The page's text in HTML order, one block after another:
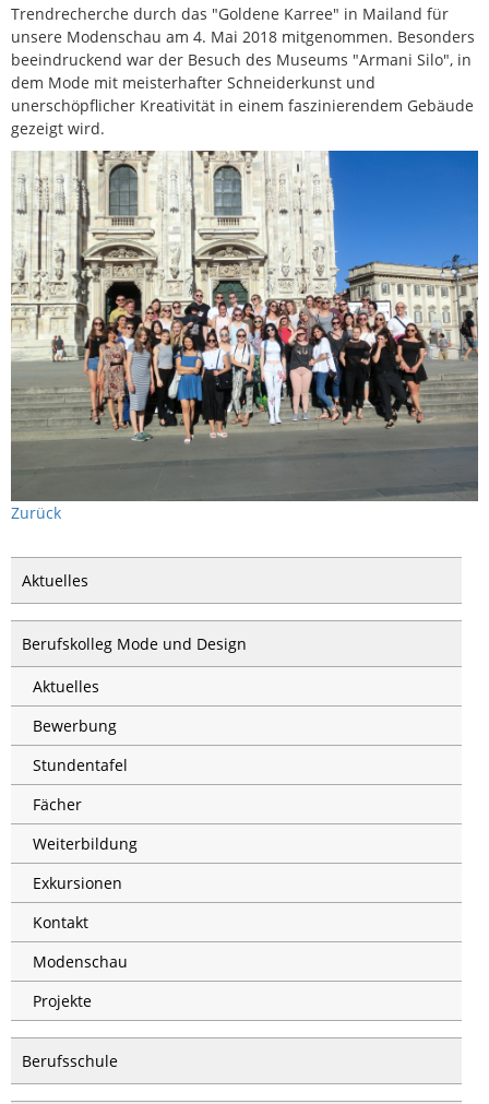
Trendrecherche durch das "Goldene Karree" in Mailand für
unsere Modenschau am 4. Mai 2018 mitgenommen. Besonders
beeindruckend war der Besuch des Museums "Armani Silo", in
dem Mode mit meisterhafter Schneiderkunst und
unerschöpflicher Kreativität in einem faszinierendem Gebäude
gezeigt wird.
Zurück
Aktuelles
Berufskolleg Mode und Design
Aktuelles
Bewerbung
Stundentafel
Fächer
Weiterbildung
Exkursionen
Kontakt
Modenschau
Projekte
Berufsschule